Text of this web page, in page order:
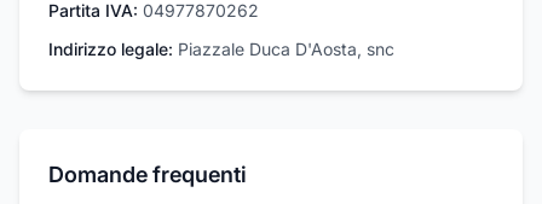
Partita IVA: 04977870262
Indirizzo legale: Piazzale Duca D'Aosta, snc
Domande frequenti